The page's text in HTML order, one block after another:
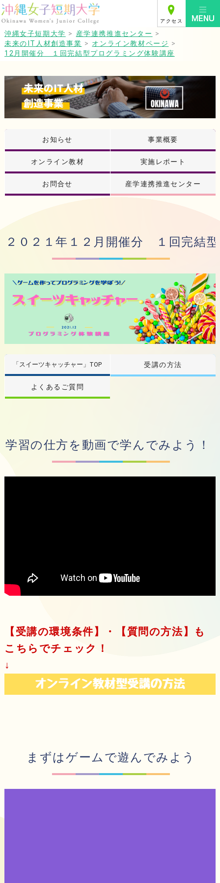
アクセス
沖縄女子短期大学 > 産学連携推進センター >
未来のIT人材創造事業 > オンライン教材ページ >
12月開催分 １回完結型プログラミング体験講座
お知らせ 事業概要
オンライン教材 実施レポート
お問合せ 産学連携推進センター
２０２１年１２月開催分 １回完結
「スイーツキャッチャー」TOP 受講の方法
よくあるご質問
学習の仕方を動画で学んでみよう！
【受講の環境条件】・【質問の方法】も
こちらでチェック！
↓
まずはゲームで遊んでみよう